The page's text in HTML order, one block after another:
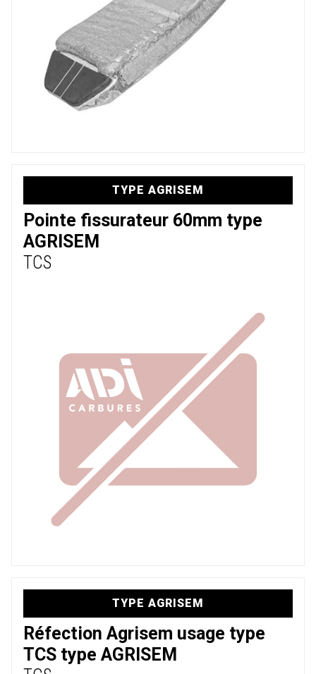
TYPE AGRISEM
Pointe fissurateur 60mm type
AGRISEM
TCS
TYPE AGRISEM
Réfection Agrisem usage type
TCS type AGRISEM